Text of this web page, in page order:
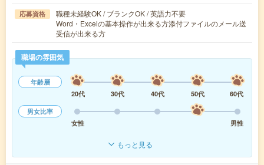
応募資格
職種未経験OK / ブランクOK / 英語力不要
Word・Excelの基本操作が出来る方添付ファイルのメール送
受信が出来る方
職場の雰囲気
年齢層
20代
30代 40代 50代
60代
男女比率
女性
男性
もっと見る